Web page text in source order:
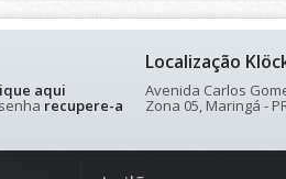
aqui
recupere-a
Localização
Avenida Carlos
Zona 05, Maringá -